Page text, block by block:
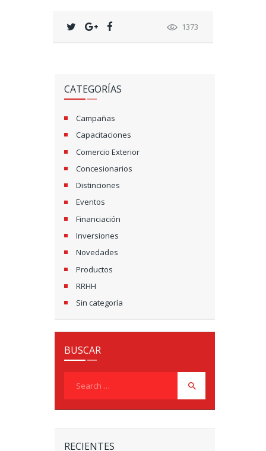
1373
CATEGORÍAS
Campañas
Capacitaciones
Comercio Exterior
Concesionarios
Distinciones
Eventos
Financiación
Inversiones
Novedades
Productos
RRHH
Sin categoría
BUSCAR
RECIENTES